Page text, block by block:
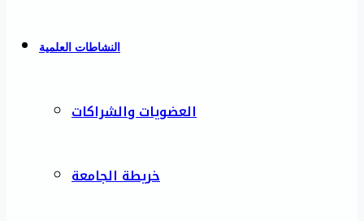
النشاطات العلمية
العضويات والشراكات
خريطة الجامعة